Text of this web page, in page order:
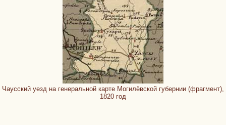
Чаусский уезд на генеральной карте Могилёвской губернии (фрагмент),
1820 год